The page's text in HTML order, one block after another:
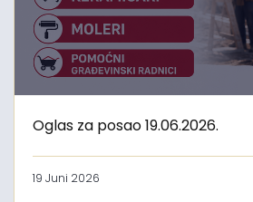
Oglas za posao 19.06.2026.
19 Juni 2026